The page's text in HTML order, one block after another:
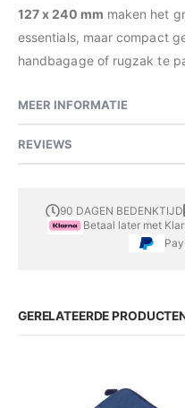
127 x 240 mm maken het
essentials, maar compact
handbagage of rugzak te
MEER INFORMATIE
REVIEWS
90 DAGEN BEDENKTIJD
Betaal later met
GERELATEERDE